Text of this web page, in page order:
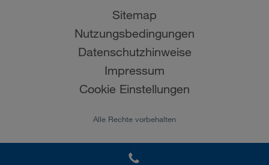
Sitemap
Nutzungsbedingungen
Datenschutzhinweise
Impressum
Cookie Einstellungen
Alle Rechte vorbehalten